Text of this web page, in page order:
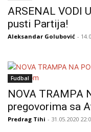
ARSENAL VODI
pusti Partija!
Aleksandar Golubović -
Fudbal
NOVA TRAMPA
pregovorima sa
Predrag Tihi - 31.05.2020